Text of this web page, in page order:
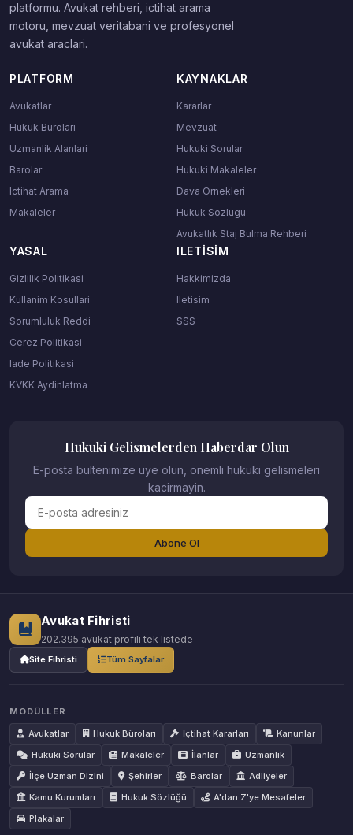
platformu. Avukat rehberi, ictihat arama
motoru, mevzuat veritabani ve profesyonel
avukat araclari.
PLATFORM
Avukatlar
Hukuk Burolari
Uzmanlik Alanlari
Barolar
Ictihat Arama
Makaleler
KAYNAKLAR
Kararlar
Mevzuat
Hukuki Sorular
Hukuki Makaleler
Dava Ornekleri
Hukuk Sozlugu
Avukatlık Staj Bulma Rehberi
YASAL
Gizlilik Politikasi
Kullanim Kosullari
Sorumluluk Reddi
Cerez Politikasi
Iade Politikasi
KVKK Aydinlatma
ILETISIM
Hakkimizda
Iletisim
SSS
Hukuki Gelismelerden Haberdar Olun
E-posta bultenimize uye olun, onemli hukuki gelismeleri
kacirmayin.
Abone Ol
Avukat Fihristi
202.395 avukat profili tek listede
Site Fihristi Tüm Sayfalar
MODÜLLER
Avukatlar
Hukuk Büroları İçtihat Kararları
Kanunlar
Hukuki Sorular
Makaleler İlanlar
Uzmanlık
İlçe Uzman Dizini
Şehirler Barolar
Adliyeler
Kamu Kurumları
Hukuk Sözlüğü
A'dan Z'ye Mesafeler
Plakalar